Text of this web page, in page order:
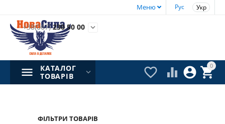
Рус Укр
Меню
+38(067)230 50 00 
0


 
КАТАЛОГ
ТОВАРІВ
ФІЛЬТРИ ТОВАРІВ